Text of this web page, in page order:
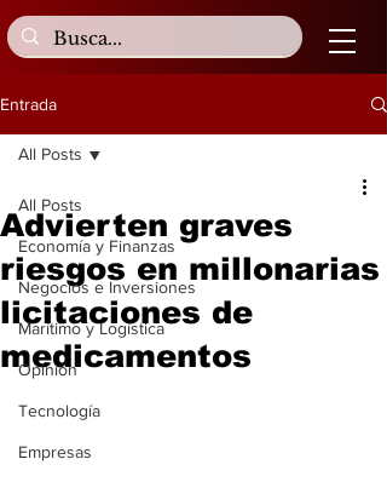
Entrada
All Posts
Economía y Finanzas
Negocios e Inversiones
Marítimo y Logística
Opinión
Tecnología
Empresas
All Posts
Advierten graves
riesgos en millonarias
licitaciones de
medicamentos